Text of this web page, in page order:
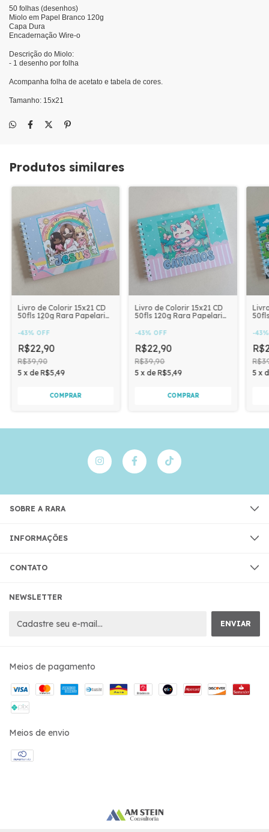
50 folhas (desenhos)
Miolo em Papel Branco 120g
Capa Dura
Encadernação Wire-o
Descrição do Miolo:
- 1 desenho por folha
Acompanha folha de acetato e tabela de cores.
Tamanho: 15x21
Produtos similares
Livro de Colorir 15x21 CD
50fls 120g Rara Papelaria |
-43% OFF
R$22,90
R$39,90
5 x deR$5,49
Livro de Colorir 15x21 CD
50fls 120g Rara Papelaria |
-43% OFF
R$22,90
R$39,90
5 xdeR$5,49
-43
5 x
SOBRE A RARA
INFORMAÇÕES
CONTATO
NEWSLETTER
Meios de pagamento
Meios de envio